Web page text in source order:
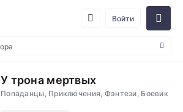
Войти
У трона мертвых
Попаданцы, Приключения, Фэнтези, Боевик